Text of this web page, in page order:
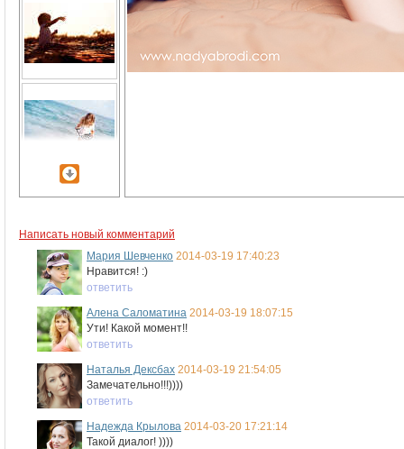
Написать новый комментарий
Мария Шевченко 2014-03-19 17:40:23
Нравится! :)
ответить
Алена Саломатина 2014-03-19 18:07:15
Ути! Какой момент!!
ответить
Наталья Дексбах 2014-03-19 21:54:05
Замечательно!!!))))
ответить
Надежда Крылова 2014-03-20 17:21:14
Такой диалог! ))))